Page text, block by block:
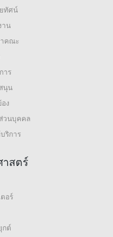
ทัศน์
าน
คณะ
าร
นุน
ง
วนบุคคล
ริการ
สตร์
อร์
กต์